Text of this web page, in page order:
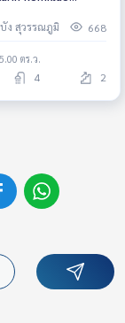
to move in
THB./Month
ง สุวรรณภูมิ 668
ตร.ว.
4 2